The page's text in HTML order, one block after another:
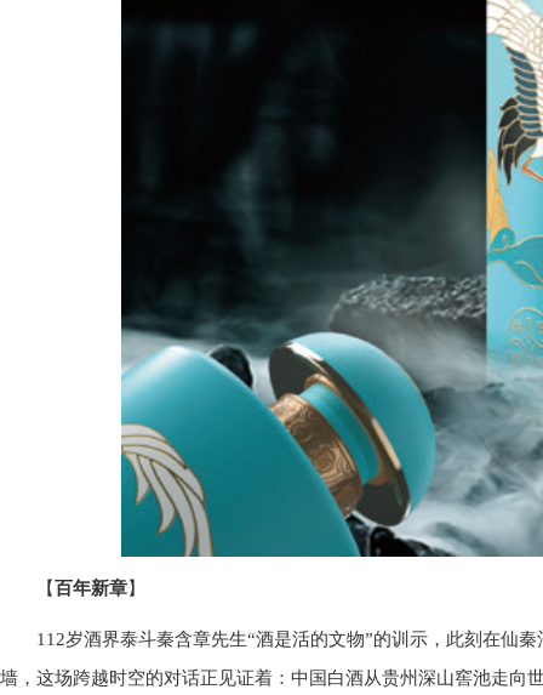
【百年新章】
112岁酒界泰斗秦含章先生“酒是活的文物”的训示，此刻在仙
墙，这场跨越时空的对话正见证着：中国白酒从贵州深山窖池走向